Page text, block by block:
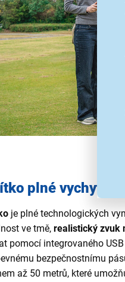
plné vychytávek
je plné technologických
ve tmě, realistický zvuk
pomocí integrovaného
bezpečnostnímu
až 50 metrů, které